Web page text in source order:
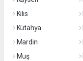
Kilis
Kütahya
Mardin
Muş